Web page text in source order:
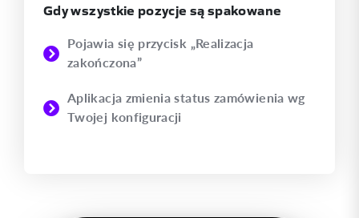
Gdy wszystkie pozycje są spakowane
Pojawia się przycisk „Realizacja
zakończona”
Aplikacja zmienia status zamówienia wg
Twojej konfiguracji